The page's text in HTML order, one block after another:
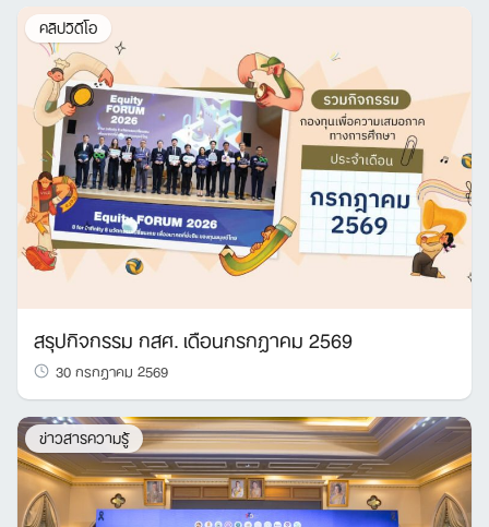
คลิปวิดีโอ
สรุปกิจกรรม กสศ. เดือนกรกฎาคม 2569
30 กรกฎาคม 2569
ข่าวสารความรู้